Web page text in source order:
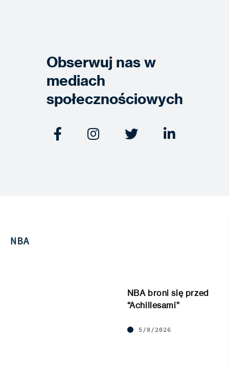
Obserwuj nas w
mediach
społecznościowych
   
NBA
NBA broni się przed
“Achillesami”
5/8/2026